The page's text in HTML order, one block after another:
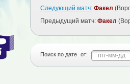
Следующий матч: Факел
Предыдущий матч: Факел
Поиск по дате от: